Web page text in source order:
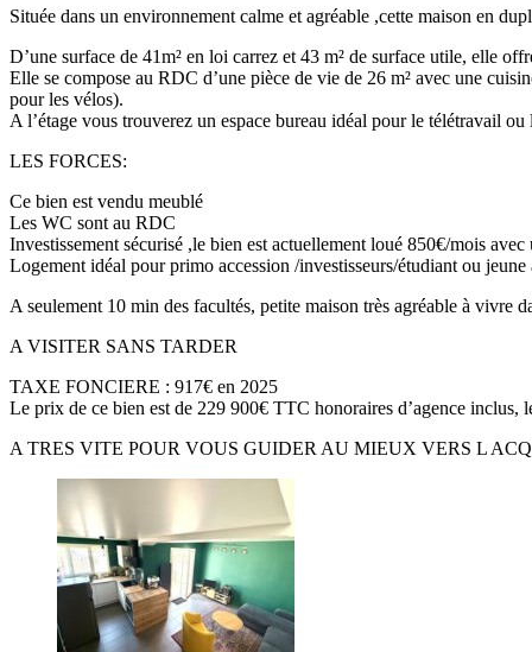
Située dans un environnement calme et agréable ,cette maison en
D’une surface de 41m² en loi carrez et 43 m² de surface utile, elle
Elle se compose au RDC d’une pièce de vie de 26 m² avec une
pour les vélos).
A l’étage vous trouverez un espace bureau idéal pour le télétravail
LES FORCES:
Ce bien est vendu meublé
Les WC sont au RDC
Investissement sécurisé ,le bien est actuellement loué 850€/mois
Logement idéal pour primo accession /investisseurs/étudiant ou jeune
A seulement 10 min des facultés, petite maison très agréable à
A VISITER SANS TARDER
TAXE FONCIERE : 917€ en 2025
Le prix de ce bien est de 229 900€ TTC honoraires d’agence inclus,
A TRES VITE POUR VOUS GUIDER AU MIEUX VERS L